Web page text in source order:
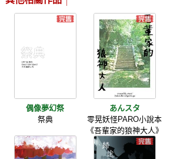
偶像夢幻祭
祭典
あんスタ
零晃妖怪PARO小說本
《吾輩家的狼神大人》